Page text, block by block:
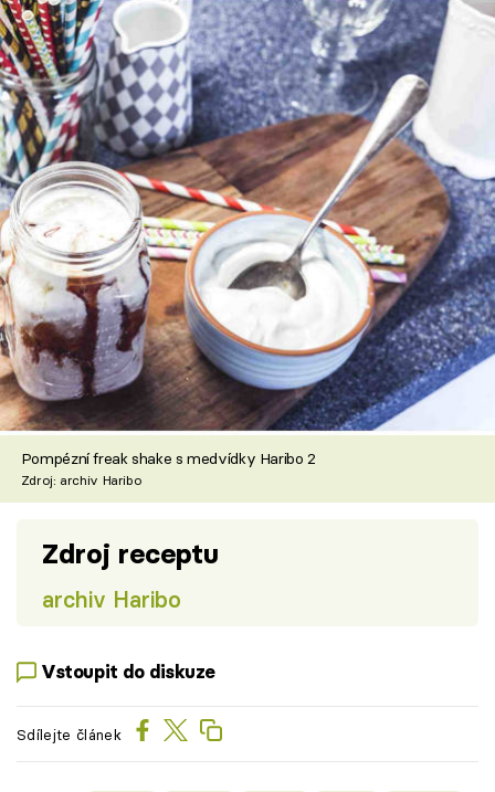
Pompézní freak shake s medvídky Haribo 2
Zdroj: archiv Haribo
Zdroj receptu
archiv Haribo
Vstoupit do diskuze
Sdílejte článek